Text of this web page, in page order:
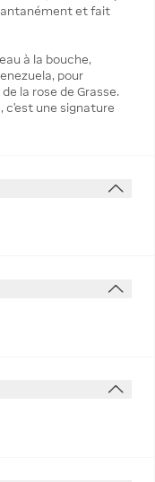
et fait
à la bouche,
pour
la rose de Grasse.
c'est une signature